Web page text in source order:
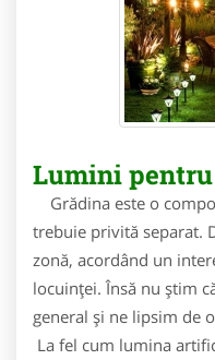
Lumini
Grădina este o
trebuie privită separat.
zonă, acordând un
locuinței. Însă nu știm
general și ne lipsim de
La fel cum lumina